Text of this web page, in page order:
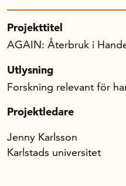
Projekttitel
AGAIN: Återbruk i
Utlysning
Forskning relevant för
Projektledare
Jenny Karlsson
Karlstads universitet